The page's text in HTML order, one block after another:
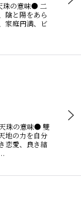
の意味● 二
陰と陽をあら
家庭円満、ビ
珠の意味● 雙
地の力を自分
恋愛、良き結